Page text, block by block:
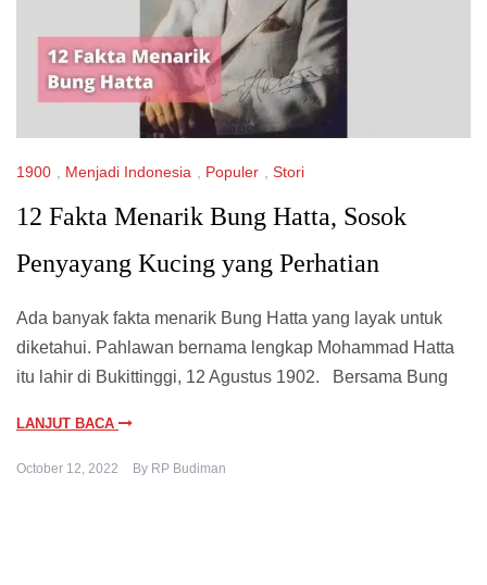
1900 Menjadi Indonesia Populer Stori
12 Fakta Menarik Bung Hatta, Sosok
Penyayang Kucing yang Perhatian
Ada banyak fakta menarik Bung Hatta yang layak untuk
diketahui. Pahlawan bernama lengkap Mohammad Hatta
itu lahir di Bukittinggi, 12 Agustus 1902. Bersama Bung
LANJUT BACA
October 12, 2022 By RP Budiman